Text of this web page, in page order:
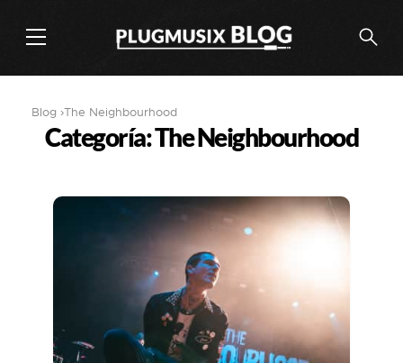
Blog ›The Neighbourhood
Categoría: The Neighbourhood